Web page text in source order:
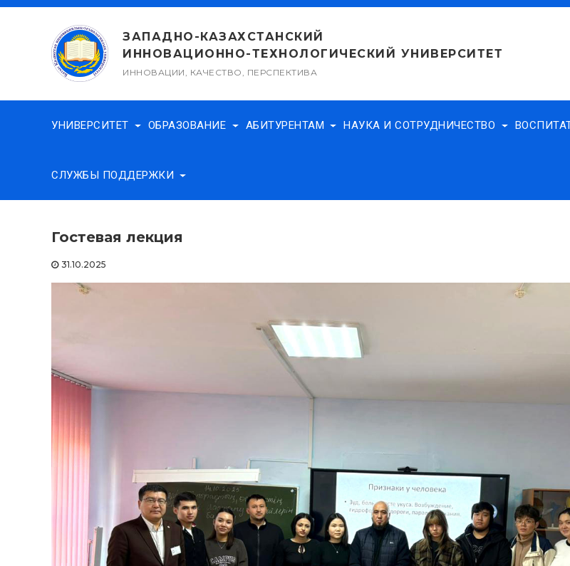
Перейти
содержимому
ЗАПАДНО-КАЗАХСТАНСКИЙ
ИННОВАЦИОННО-ТЕХНОЛОГИЧЕСКИЙ УНИВЕРСИТЕТ
ИННОВАЦИИ, КАЧЕСТВО, ПЕРСПЕКТИВА
УНИВЕРСИТЕТ ОБРАЗОВАНИЕ АБИТУРЕНТАМ НАУКА И СОТРУДНИЧЕСТВО
СЛУЖБЫ ПОДДЕРЖКИ
Гостевая лекция
31.10.2025